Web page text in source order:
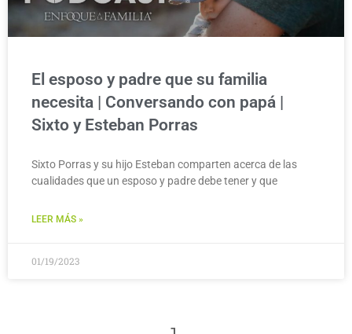
El esposo y padre que su familia
necesita | Conversando con papá |
Sixto y Esteban Porras
Sixto Porras y su hijo Esteban comparten acerca de las
cualidades que un esposo y padre debe tener y que
LEER MÁS »
01/19/2023